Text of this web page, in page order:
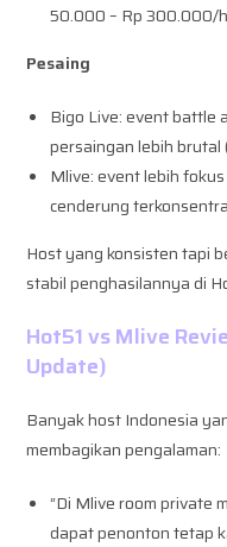
50.000 – Rp 300.000/
Pesaing
Bigo Live: event battle
persaingan lebih
Mlive: event lebih
cenderung
Host yang konsisten tapi
stabil penghasilannya di
Hot51 vs Mlive
Update)
Banyak host Indonesia
membagikan pengalaman:
“Di Mlive room private
dapat penonton tetap